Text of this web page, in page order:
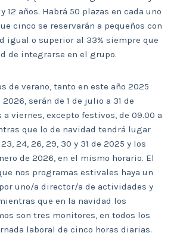
12 años. Habrá 50 plazas en cada uno
cinco se reservarán a pequeños con
igual o superior al 33% siempre que
de integrarse en el grupo.
de verano, tanto en este año 2025
serán de 1 de julio a 31 de
a viernes, excepto festivos, de 09.00 a
que lo de navidad tendrá lugar
24, 26, 29, 30 y 31 de 2025 y los
de 2026, en el mismo horario. El
nos programas estivales haya un
uno/a director/a de actividades y
que en la navidad los
son tres monitores, en todos los
laboral de cinco horas diarias.